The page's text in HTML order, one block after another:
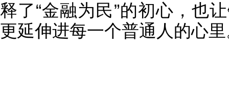
释了“金融为民”的初心，也
更延伸进每一个普通人的心